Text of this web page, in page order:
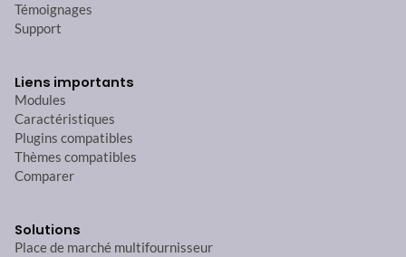
Témoignages
Support
Liens importants
Modules
Caractéristiques
Plugins compatibles
Thèmes compatibles
Comparer
Solutions
Place de marché multifournisseur